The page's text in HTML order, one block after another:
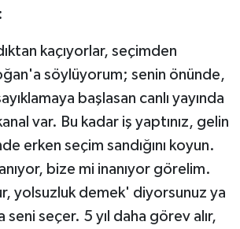
kaçıyorlar, seçimden
söylüyorum; senin önünde,
başlasan canlı yayında
var. Bu kadar iş yaptınız, gelin
erken seçim sandığını koyun.
bize mi inanıyor görelim.
yolsuzluk demek' diyorsunuz ya
seni seçer. 5 yıl daha görev alır,